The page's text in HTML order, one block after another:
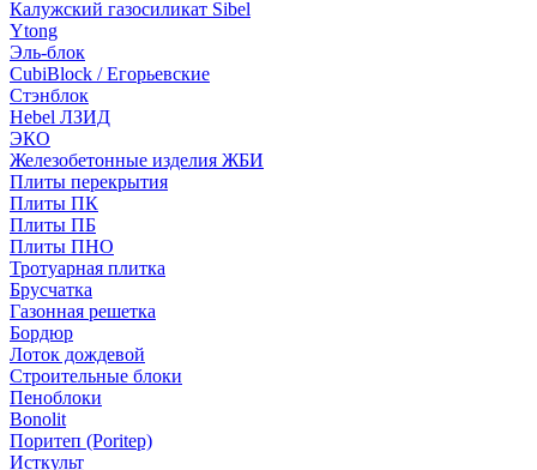
Калужский газосиликат Sibel
Ytong
Эль-блок
CubiBlock / Егорьевские
Стэнблок
Hebel ЛЗИД
ЭКО
Железобетонные изделия ЖБИ
Плиты перекрытия
Плиты ПК
Плиты ПБ
Плиты ПНО
Тротуарная плитка
Брусчатка
Газонная решетка
Бордюр
Лоток дождевой
Строительные блоки
Пеноблоки
Bonolit
Поритеп (Poritep)
Исткульт